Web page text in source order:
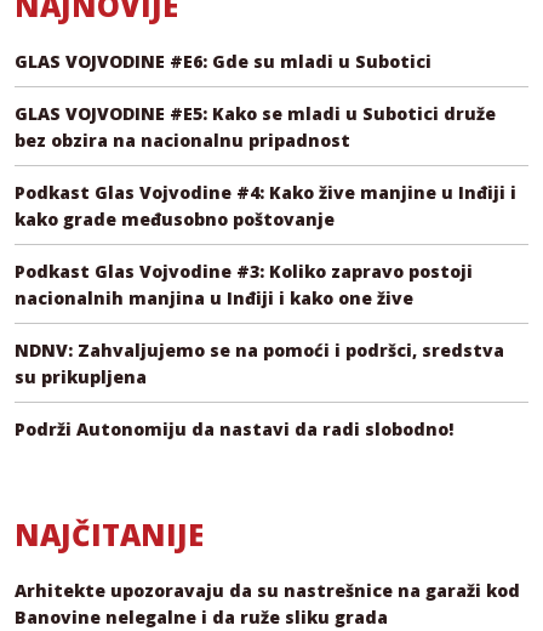
GLAS VOJVODINE #E6: Gde su mladi u Subotici
GLAS VOJVODINE #E5: Kako se mladi u Subotici druže
bez obzira na nacionalnu pripadnost
Podkast Glas Vojvodine #4: Kako žive manjine u Inđiji i
kako grade međusobno poštovanje
Podkast Glas Vojvodine #3: Koliko zapravo postoji
nacionalnih manjina u Inđiji i kako one žive
NDNV: Zahvaljujemo se na pomoći i podršci, sredstva
su prikupljena
Podrži Autonomiju da nastavi da radi slobodno!
NAJČITANIJE
Arhitekte upozoravaju da su nastrešnice na garaži kod
Banovine nelegalne i da ruže sliku grada